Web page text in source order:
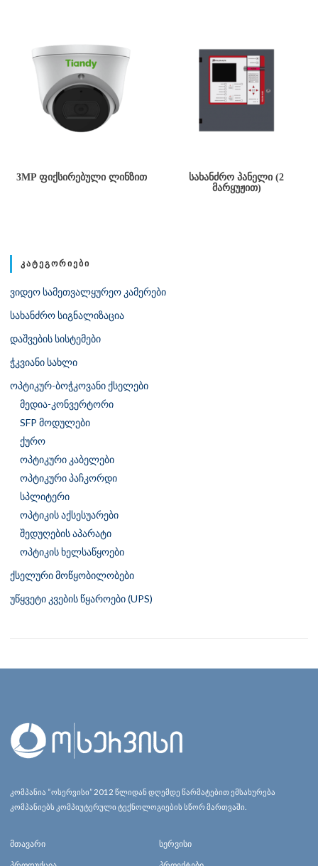
3MP ᲤᲘᲥᲡᲘᲠᲔᲑᲣᲚᲘ ᲚᲘᲜᲖᲘᲗ
ᲡᲐᲮᲐᲜᲫᲠᲝ ᲞᲐᲜᲔᲚᲘ (2
ᲛᲐᲠᲧᲣᲟᲘᲗ)
ᲙᲐᲢᲔᲒᲝᲠᲘᲔᲑᲘ
ვიდეო სამეთვალყურეო კამერები
სახანძრო სიგნალიზაცია
დაშვების სისტემები
ჭკვიანი სახლი
ოპტიკურ-ბოჭკოვანი ქსელები
მედია-კონვერტორი
SFP მოდულები
ქურო
ოპტიკური კაბელები
ოპტიკური პაჩკორდი
სპლიტერი
ოპტიკის აქსესუარები
შედუღების აპარატი
ოპტიკის ხელსაწყოები
ქსელური მოწყობილობები
უწყვეტი კვების წყაროები (UPS)
კომპანია “ოსერვისი” 2012 წლიდან დღემდე წარმატებით ემსახურება
კომპანიებს კომპიუტერული ტექნოლოგიების სწორ მართვაში.
მთავარი სერვისი